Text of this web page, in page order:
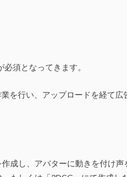
須となってきます。
を行い、アップロードを経て広
成し、アバターに動きを付け